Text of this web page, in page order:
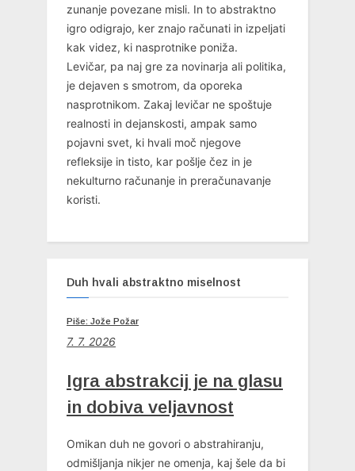
zunanje povezane misli. In to abstraktno
igro odigrajo, ker znajo računati in izpeljati
kak videz, ki nasprotnike poniža.
Levičar, pa naj gre za novinarja ali politika,
je dejaven s smotrom, da oporeka
nasprotnikom. Zakaj levičar ne spoštuje
realnosti in dejanskosti, ampak samo
pojavni svet, ki hvali moč njegove
refleksije in tisto, kar pošlje čez in je
nekulturno računanje in preračunavanje
koristi.
Duh hvali abstraktno miselnost
Piše: Jože Požar
7. 7. 2026
Igra abstrakcij je na glasu
in dobiva veljavnost
Omikan duh ne govori o abstrahiranju,
odmišljanja nikjer ne omenja, kaj šele da bi